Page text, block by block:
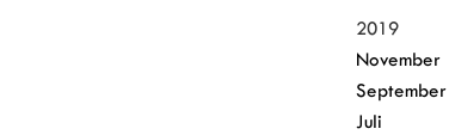
2019
November
September
Juli